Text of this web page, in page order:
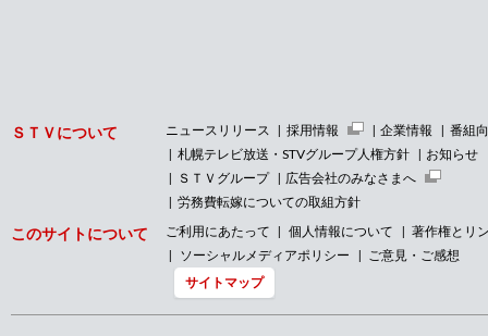
ＳＴＶについて ニュースリリース 採用情報 企業情報
番組
札幌テレビ放送・STVグループ人権方針
お知らせ
ＳＴＶグループ
広告会社のみなさまへ
労務費転嫁についての取組方針
このサイトについて ご利用にあたって 個人情報について
著作権とリ
ソーシャルメディアポリシー
ご意見・ご感想
サイトマップ